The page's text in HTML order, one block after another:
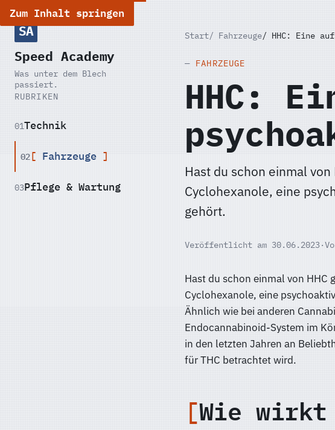
Zum Inhalt springen
SA
Speed Academy
Was unter dem Blech
passiert.
RUBRIKEN
01Technik
02 Fahrzeuge
03Pflege & Wartung
Start Fahrzeuge HHC: Eine
FAHRZEUGE
HHC:
Hast du schon einmal
Cyclohexanole, eine
gehört.
Veröffentlicht am 30.06.2023 ·
Hast du schon einmal von HHC
Cyclohexanole, eine
Ähnlich wie bei anderen
Endocannabinoid-System im
in den letzten Jahren an
für THC betrachtet wird.
Wie wirkt